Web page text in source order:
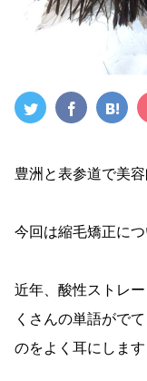
豊洲と表参道で美
今回は縮毛矯正につ
近年、酸性ストレ
くさんの単語がで
のをよく耳にします